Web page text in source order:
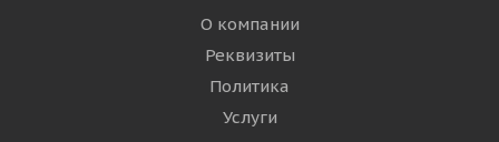
О компании
Реквизиты
Политика
Услуги